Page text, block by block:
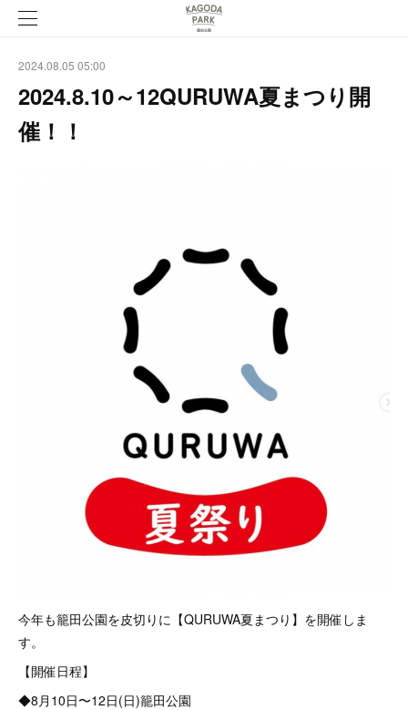
2024.08.05 05:00
2024.8.10～12QURUWA夏まつり開
催！！
今年も籠田公園を皮切りに【QURUWA夏まつり】を開催しま
す。
【開催日程】
◆8月10日〜12日(日)籠田公園